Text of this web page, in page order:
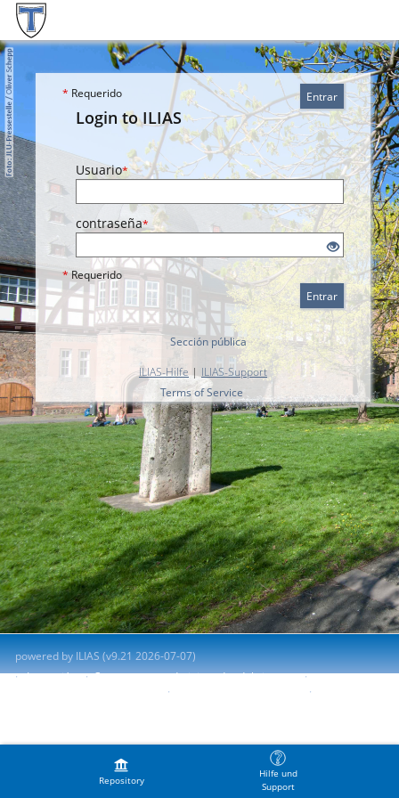
Repository
Hilfe und
Support
Entrar
* Requerido
Login to ILIAS
Usuario*
contraseña*
*Requerido
Entrar
Sección pública
ILIAS-Hilfe | ILIAS-Support
Terms of Service
powered by ILIAS (v9.21 2026-07-07)
Impresión
Contactar con administrador del sistema